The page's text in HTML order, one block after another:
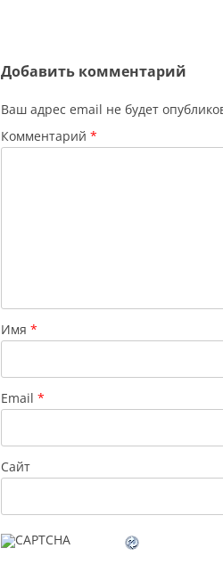
Добавить комментарий
Ваш адрес email не будет
Комментарий *
Имя *
Email *
Сайт